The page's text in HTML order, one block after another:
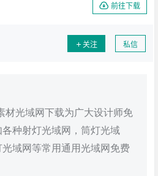
前往下载
关注 私信
材光域网下载为广大设计师免
种射灯光域网，筒灯光域
域网等常用通用光域网免费